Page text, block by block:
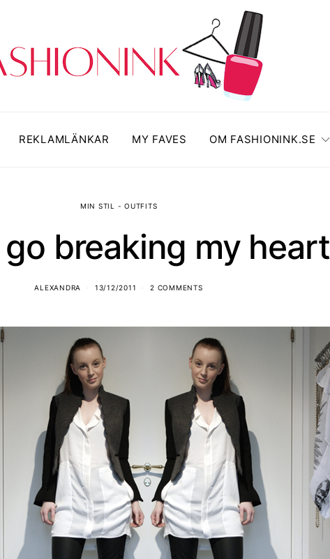
REKLAMLÄNKAR MY FAVES OM FASHIONINK.SE
MIN STIL - OUTFITS
go breaking my heart
ALEXANDRA 13/12/2011 2 COMMENTS